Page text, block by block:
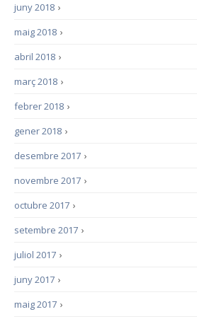
›
juny 2018
›
maig 2018
›
abril 2018
›
març 2018
›
febrer 2018
›
gener 2018
›
desembre 2017
›
novembre 2017
›
octubre 2017
›
setembre 2017
›
juliol 2017
›
juny 2017
›
maig 2017